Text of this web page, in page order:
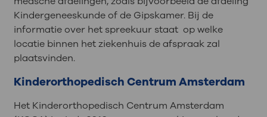
Kindergeneeskunde of de Gipskamer. Bij de
informatie over het spreekuur staat op welke
locatie binnen het ziekenhuis de afspraak zal
plaatsvinden.
Kinderorthopedisch Centrum Amsterdam
Het Kinderorthopedisch Centrum Amsterdam